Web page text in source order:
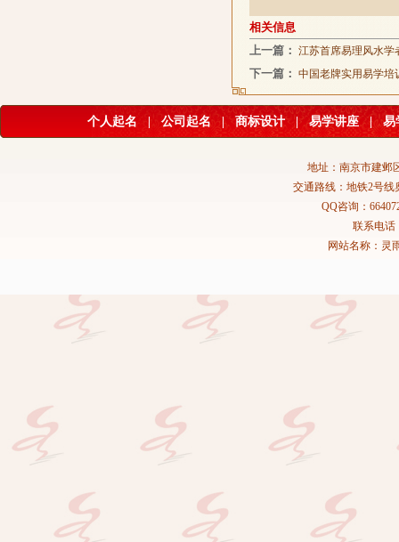
相关信息
上一篇： 江苏首席易理风水学
下一篇： 中国老牌实用易学培
个人起名 公司起名 | 商标设计 | 易学讲座 | 易
地址：南京市建邺
交通路线：地铁2号线
QQ咨询：
联系电话
网站名称：灵